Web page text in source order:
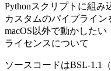
Pythonスクリプトに組み
カスタムのパイプライン
macOS以外で動かしたい
ライセンスについて
ソースコードはBSL-1.1（